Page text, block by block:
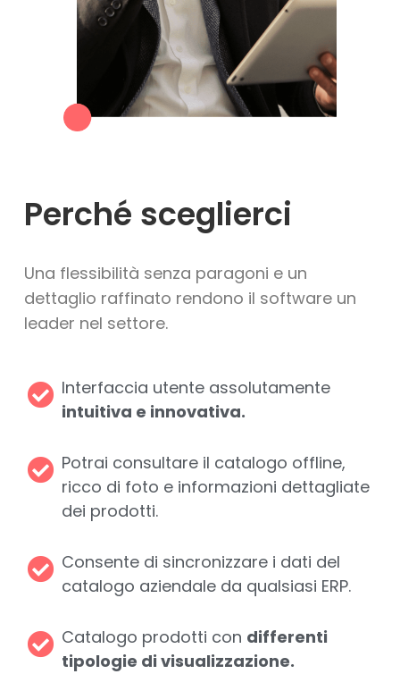
Perché sceglierci
Una flessibilità senza paragoni e un
dettaglio raffinato rendono il software un
leader nel settore.
Interfaccia utente assolutamente
intuitiva e innovativa.
Potrai consultare il catalogo offline,
ricco di foto e informazioni dettagliate
dei prodotti.
Consente di sincronizzare i dati del
catalogo aziendale da qualsiasi ERP.
Catalogo prodotti con differenti
tipologie di visualizzazione.
privacy
Autorizzo all'invio di
informazioni di carattere
marketing/commerciale